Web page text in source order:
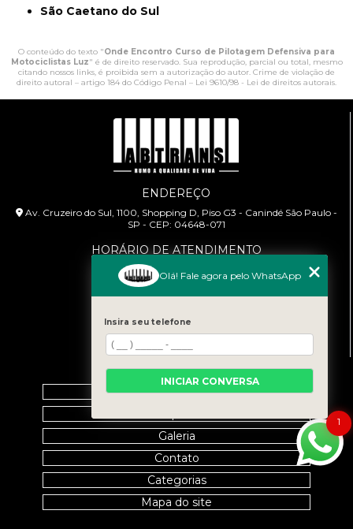
São Caetano do Sul
O conteúdo do texto "Onde Encontro Curso de Pilotagem Defensiva para
Motociclistas Luz" é de direito reservado. Sua reprodução, parcial ou total, mesmo
citando nossos links, é proibida sem a autorização do autor. Crime de violação de
direito autoral – artigo 184 do Código Penal – Lei 9610/98 - Lei de direitos autorais.
ENDEREÇO
Av. Cruzeiro do Sul, 1100, Shopping D, Piso G3 - Canindé São Paulo -
SP - CEP: 04648-071
HORÁRIO DE ATENDIMENTO
Segunda à Sexta: 9:00h às 18:00h
CONTATO
(11) 99458-7351
cursoabtrans@gmail.com
MENU
Home
Galeria
Contato
Categorias
Mapa do site
1
Olá! Fale agora pelo WhatsApp
Insira seu telefone
INICIAR CONVERSA